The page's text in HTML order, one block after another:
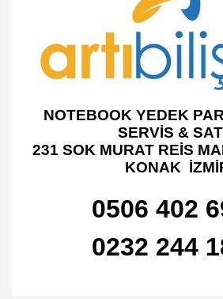
NOTEBOOK YEDEK
SERVİS &
231 SOK MURAT REİS
KONAK
0506 402
0232 244